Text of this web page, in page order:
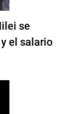
se
el salario